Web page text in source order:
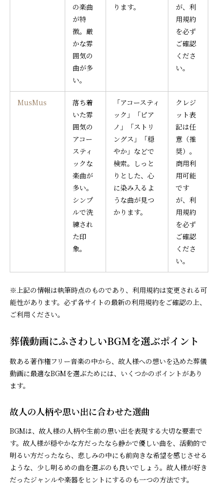
の楽曲
が特
徴。厳
かな雰
囲気の
曲が多
い。
ります。
が、利
用規約
を必ず
ご確認
くださ
い。
MusMus
落ち着
いた雰
囲気の
アコー
スティ
ックな
楽曲が
多い。
シンプ
ルで洗
練され
た印
象。
「アコースティ
ック」「ピア
ノ」「ストリ
ングス」「穏
やか」などで
検索。しっと
りとした、心
に染み入るよ
うな曲が見つ
かります。
クレジ
ット表
記は任
意（推
奨）。
商用利
用可能
です
が、利
用規約
を必ず
ご確認
くださ
い。
※上記の情報は執筆時点のものであり、利用規約は変更される可
能性があります。必ず各サイトの最新の利用規約をご確認の上、
ご利用ください。
葬儀動画にふさわしいBGMを選ぶポイント
数ある著作権フリー音楽の中から、故人様への想いを込めた葬儀
動画に最適なBGMを選ぶためには、いくつかのポイントがあり
ます。
故人の人柄や思い出に合わせた選曲
BGMは、故人様の人柄や生前の思い出を表現する大切な要素で
す。故人様が穏やかな方だったなら静かで優しい曲を、活動的で
明るい方だったなら、悲しみの中にも前向きな希望を感じさせる
ような、少し明るめの曲を選ぶのも良いでしょう。故人様が好き
だったジャンルや楽器をヒントにするのも一つの方法です。